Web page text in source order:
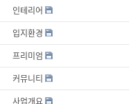
인테리어
입지환경
프리미엄
커뮤니티
사업개요